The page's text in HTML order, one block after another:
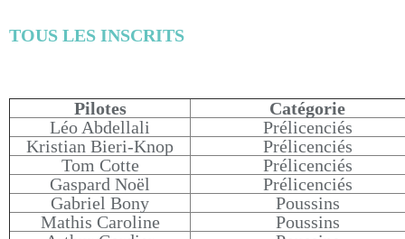
TOUS LES INSCRITS
Pilotes
Catégorie
Léo Abdellali
Prélicenciés
Kristian Bieri-Knop
Prélicenciés
Tom Cotte
Prélicenciés
Gaspard Noël
Prélicenciés
Gabriel Bony
Poussins
Mathis Caroline
Poussins